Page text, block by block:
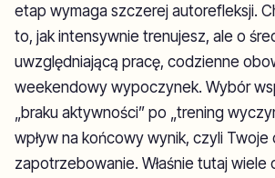
etap wymaga szczerej autorefleksji.
to, jak intensywnie trenujesz, ale o
uwzględniającą pracę, codzienne
weekendowy wypoczynek. Wybór
„braku aktywności” po „trening
wpływ na końcowy wynik, czyli Twoje
zapotrzebowanie. Właśnie tutaj wiele